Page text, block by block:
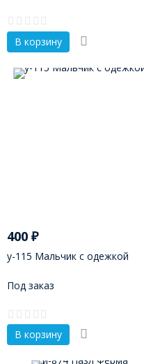
В корзину
400 ₽
у-115 Мальчик с одежкой
Под заказ
В корзину